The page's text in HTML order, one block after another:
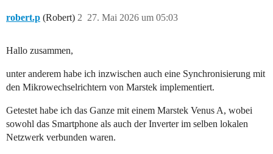
robert.p (Robert) 27. Mai 2026 um 05:03
2
Hallo zusammen,
unter anderem habe ich inzwischen auch eine Synchronisierung mit
den Mikrowechselrichtern von Marstek implementiert.
Getestet habe ich das Ganze mit einem Marstek Venus A, wobei
sowohl das Smartphone als auch der Inverter im selben lokalen
Netzwerk verbunden waren.